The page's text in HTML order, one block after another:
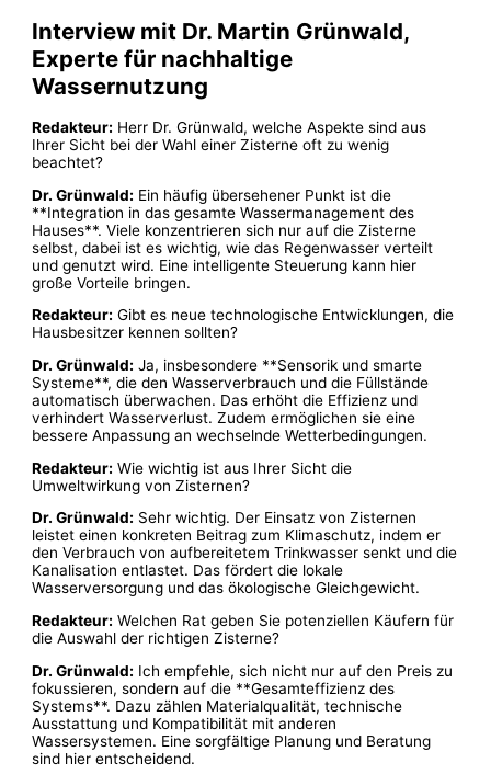
Interview mit Dr. Martin Grünwald,
Experte für nachhaltige
Wassernutzung
Redakteur: Herr Dr. Grünwald, welche Aspekte sind aus
Ihrer Sicht bei der Wahl einer Zisterne oft zu wenig
beachtet?
Dr. Grünwald: Ein häufig übersehener Punkt ist die
**Integration in das gesamte Wassermanagement des
Hauses**. Viele konzentrieren sich nur auf die Zisterne
selbst, dabei ist es wichtig, wie das Regenwasser verteilt
und genutzt wird. Eine intelligente Steuerung kann hier
große Vorteile bringen.
Redakteur: Gibt es neue technologische Entwicklungen, die
Hausbesitzer kennen sollten?
Dr. Grünwald: Ja, insbesondere **Sensorik und smarte
Systeme**, die den Wasserverbrauch und die Füllstände
automatisch überwachen. Das erhöht die Effizienz und
verhindert Wasserverlust. Zudem ermöglichen sie eine
bessere Anpassung an wechselnde Wetterbedingungen.
Redakteur: Wie wichtig ist aus Ihrer Sicht die
Umweltwirkung von Zisternen?
Dr. Grünwald: Sehr wichtig. Der Einsatz von Zisternen
leistet einen konkreten Beitrag zum Klimaschutz, indem er
den Verbrauch von aufbereitetem Trinkwasser senkt und die
Kanalisation entlastet. Das fördert die lokale
Wasserversorgung und das ökologische Gleichgewicht.
Redakteur: Welchen Rat geben Sie potenziellen Käufern für
die Auswahl der richtigen Zisterne?
Dr. Grünwald: Ich empfehle, sich nicht nur auf den Preis zu
fokussieren, sondern auf die **Gesamteffizienz des
Systems**. Dazu zählen Materialqualität, technische
Ausstattung und Kompatibilität mit anderen
Wassersystemen. Eine sorgfältige Planung und Beratung
sind hier entscheidend.